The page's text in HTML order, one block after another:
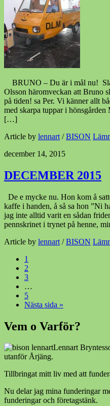
BRUNO – Du är i mål nu!
Olsson häromveckan att Bruno
på tiden! sa Per. Vi känner allt
med skarpa tuppar i
[…]
Article by lennart /BISON
december 14, 2015
DECEMBER 2015
De e mycke nu. Hon kom å
kaffe i handen, å så sa hon ”Ni
jag inte alltid varit en sådan
pennskrinet i trynet på henne,
Article by lennart /BISON
1
2
3
…
5
Nästa sida »
Vem o Varför?
Lennart
utanför Årjäng.
Tillbringat mitt liv med att
Nu delar jag mina funderingar
funderingar och företagstänk.